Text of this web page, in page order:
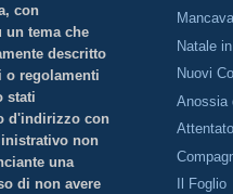
con
un tema che
descritto
o regolamenti
stati
d'indirizzo con
non
una
di non avere
Natale
Nuovi
Anossia
Il Foglio